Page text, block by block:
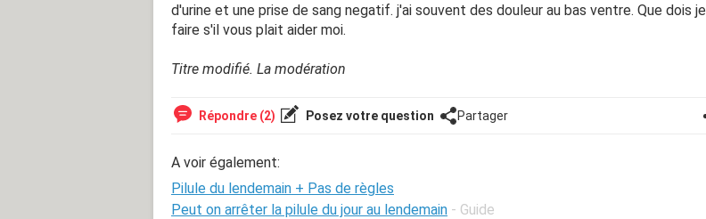
d'urine et une prise de sang negatif. j'ai souvent des douleur au bas ventre. Que dois je
faire s'il vous plait aider moi.
Titre modifié. La modération
Répondre (2) Posez votre question Partager
A voir également:
Pilule du lendemain + Pas de règles
Peut on arrêter la pilule du jour au lendemain - Guide